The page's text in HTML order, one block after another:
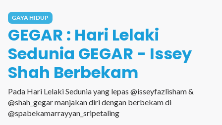
GAYA HIDUP
GEGAR : Hari Lelaki
Sedunia GEGAR - Issey
Shah Berbekam
Pada Hari Lelaki Sedunia yang lepas @isseyfazlisham &
@shah_gegar manjakan diri dengan berbekam di
@spabekamarrayyan_sripetaling